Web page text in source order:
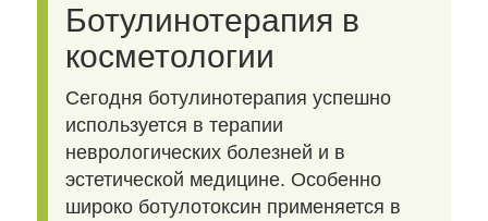
Ботулинотерапия в
косметологии
Сегодня ботулинотерапия успешно
используется в терапии
неврологических болезней и в
эстетической медицине. Особенно
широко ботулотоксин применяется в